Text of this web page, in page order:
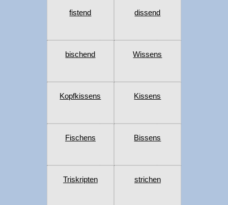
fistend dissend
bischend Wissens
Kopfkissens Kissens
Fischens Bissens
Triskripten strichen